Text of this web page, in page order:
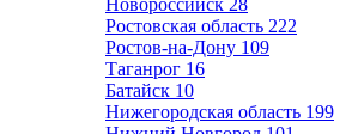
Новороссийск 28
Ростовская область 222
Ростов-на-Дону 109
Таганрог 16
Батайск 10
Нижегородская область 199